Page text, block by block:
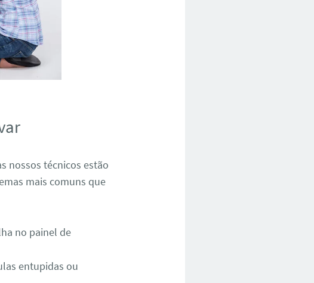
nossos técnicos estão
mais comuns que
no painel de
entupidas ou